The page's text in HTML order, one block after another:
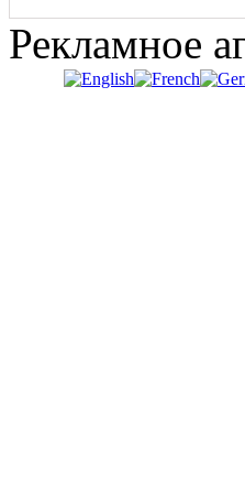
Рекламное